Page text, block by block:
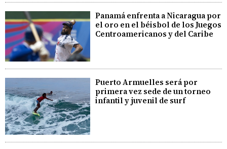
Panamá enfrenta a Nicaragua por
el oro en el béisbol de los Juegos
Centroamericanos y del Caribe
Puerto Armuelles será por
primera vez sede de un torneo
infantil y juvenil de surf